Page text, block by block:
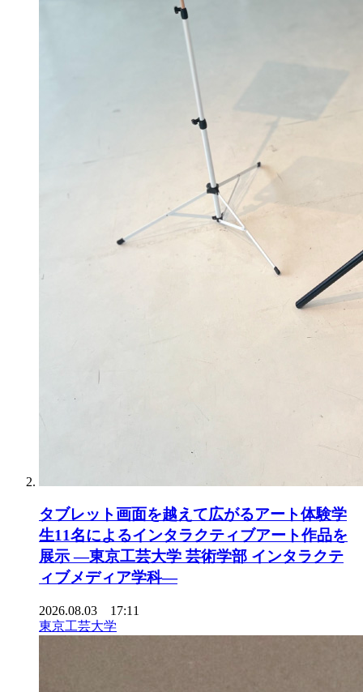
タブレット画面を越えて広がるアート体験学
生11名によるインタラクティブアート作品を
展示 ―東京工芸大学 芸術学部 インタラクテ
ィブメディア学科―
2026.08.03 17:11
東京工芸大学